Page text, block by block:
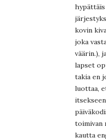
kovin
joka
väärin.),
lapset
takia en
luottaa,
toimivan
kautta